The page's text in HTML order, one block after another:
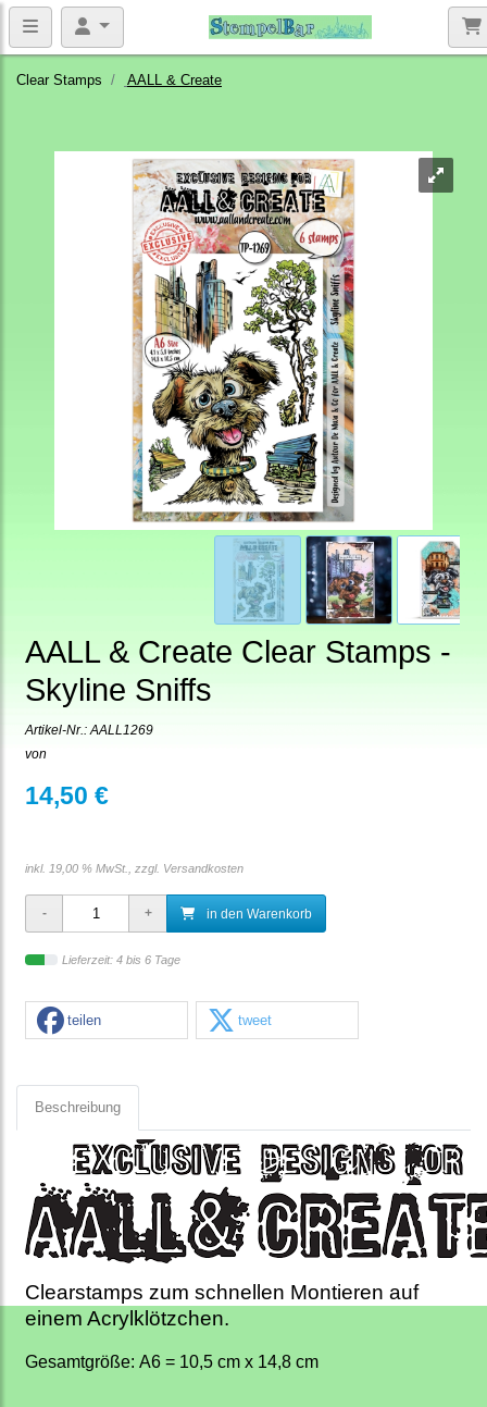
Clear Stamps AALL & Create
AALL & Create Clear Stamps -
Skyline Sniffs
Artikel-Nr.: AALL1269
von
14,50 €
inkl. 19,00 % MwSt., zzgl. Versandkosten
in den Warenkorb
Lieferzeit: 4 bis 6 Tage
teilen tweet
Beschreibung
Clearstamps zum schnellen Montieren auf
einem Acrylklötzchen.
Gesamtgröße: A6 = 10,5 cm x 14,8 cm